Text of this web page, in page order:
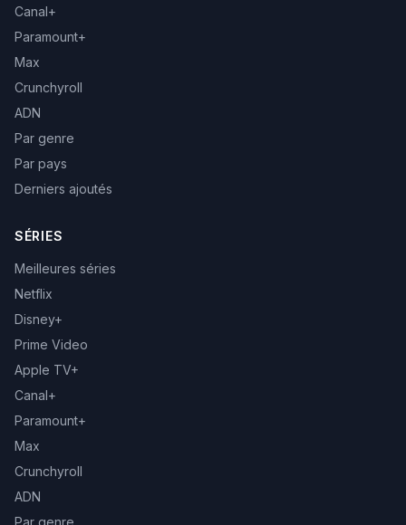
Canal+
Paramount+
Max
Crunchyroll
ADN
Par genre
Par pays
Derniers ajoutés
SÉRIES
Meilleures séries
Netflix
Disney+
Prime Video
Apple TV+
Canal+
Paramount+
Max
Crunchyroll
ADN
Par genre